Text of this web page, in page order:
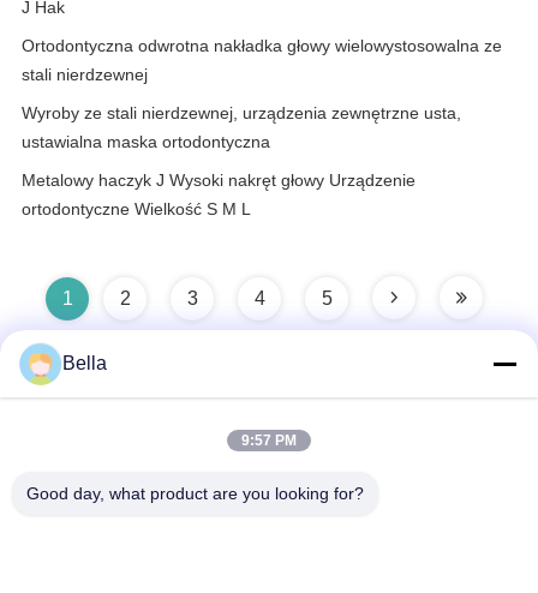
J Hak
Ortodontyczna odwrotna nakładka głowy wielowystosowalna ze
stali nierdzewnej
Wyroby ze stali nierdzewnej, urządzenia zewnętrzne usta,
ustawialna maska ortodontyczna
Metalowy haczyk J Wysoki nakręt głowy Urządzenie
ortodontyczne Wielkość S M L
1 2 3 4 5
Adres
Bella
9:57 PM
Good day, what product are you looking for?